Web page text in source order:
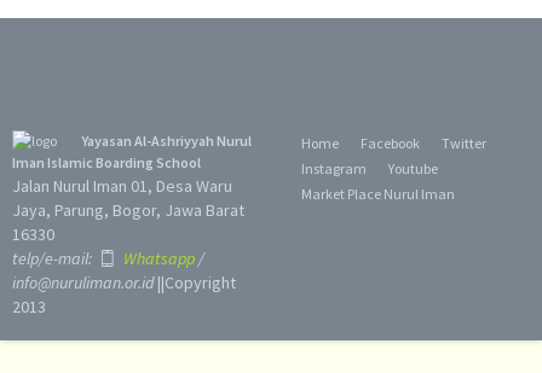
Yayasan Al-Ashriyyah Nurul
Iman Islamic Boarding School
Jalan Nurul Iman 01, Desa Waru
Jaya, Parung, Bogor, Jawa Barat
16330
telp/e-mail:
Whatsapp/
info@nuruliman.or.id||Copyright
2013
Home Facebook
Twitter
Instagram
Youtube
Market Place Nurul Iman